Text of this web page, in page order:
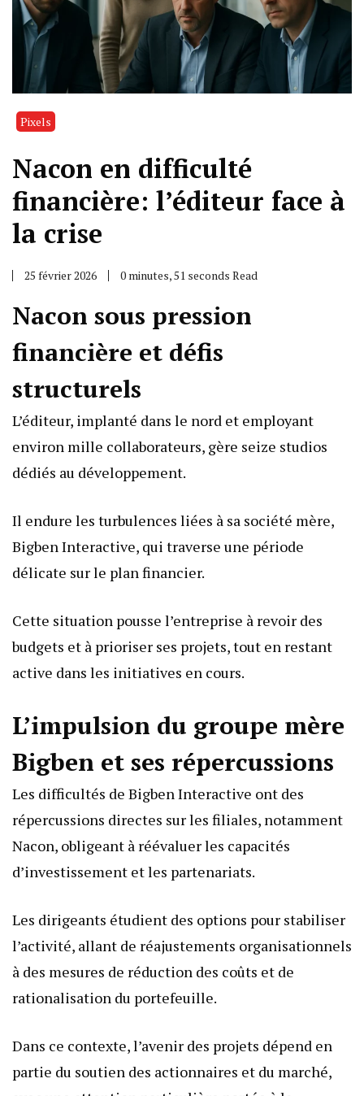
Pixels
Nacon en difficulté
financière: l’éditeur face à
la crise
25 février 2026 0 minutes, 51 seconds Read
Nacon sous pression
financière et défis
structurels
L’éditeur, implanté dans le nord et employant
environ mille collaborateurs, gère seize studios
dédiés au développement.
Il endure les turbulences liées à sa société mère,
Bigben Interactive, qui traverse une période
délicate sur le plan financier.
Cette situation pousse l’entreprise à revoir des
budgets et à prioriser ses projets, tout en restant
active dans les initiatives en cours.
L’impulsion du groupe mère
Bigben et ses répercussions
Les difficultés de Bigben Interactive ont des
répercussions directes sur les filiales, notamment
Nacon, obligeant à réévaluer les capacités
d’investissement et les partenariats.
Les dirigeants étudient des options pour stabiliser
l’activité, allant de réajustements organisationnels
à des mesures de réduction des coûts et de
rationalisation du portefeuille.
Dans ce contexte, l’avenir des projets dépend en
partie du soutien des actionnaires et du marché,